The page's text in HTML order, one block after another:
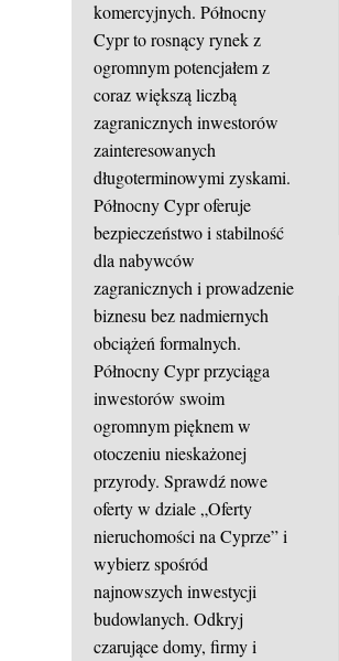
komercyjnych. Północny
Cypr to rosnący rynek z
ogromnym potencjałem z
coraz większą liczbą
zagranicznych inwestorów
zainteresowanych
długoterminowymi zyskami.
Północny Cypr oferuje
bezpieczeństwo i stabilność
dla nabywców
zagranicznych i prowadzenie
biznesu bez nadmiernych
obciążeń formalnych.
Północny Cypr przyciąga
inwestorów swoim
ogromnym pięknem w
otoczeniu nieskażonej
przyrody. Sprawdź nowe
oferty w dziale „Oferty
nieruchomości na Cyprze” i
wybierz spośród
najnowszych inwestycji
budowlanych. Odkryj
czarujące domy, firmy i